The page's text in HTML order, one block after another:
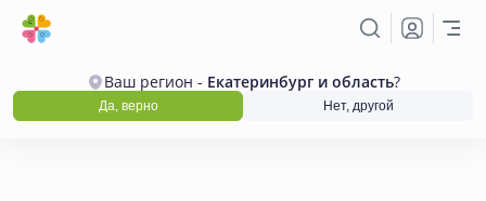
Ваш регион - Екатеринбург и область?
Да, верно Нет, другой